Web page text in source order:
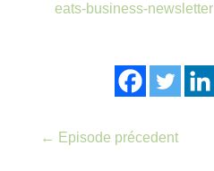
eats-business-newsletter
← Episode précedent